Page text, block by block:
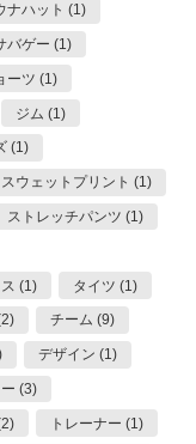
ナハット (1)
バゲー (1)
ーツ (1)
ジム (1)
(1)
スウェットプリント (1)
ストレッチパンツ (1)
(1) タイツ (1)
チーム (9)
デザイン (1)
(3)
トレーナー (1)